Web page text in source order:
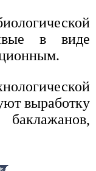
в виде
выработку